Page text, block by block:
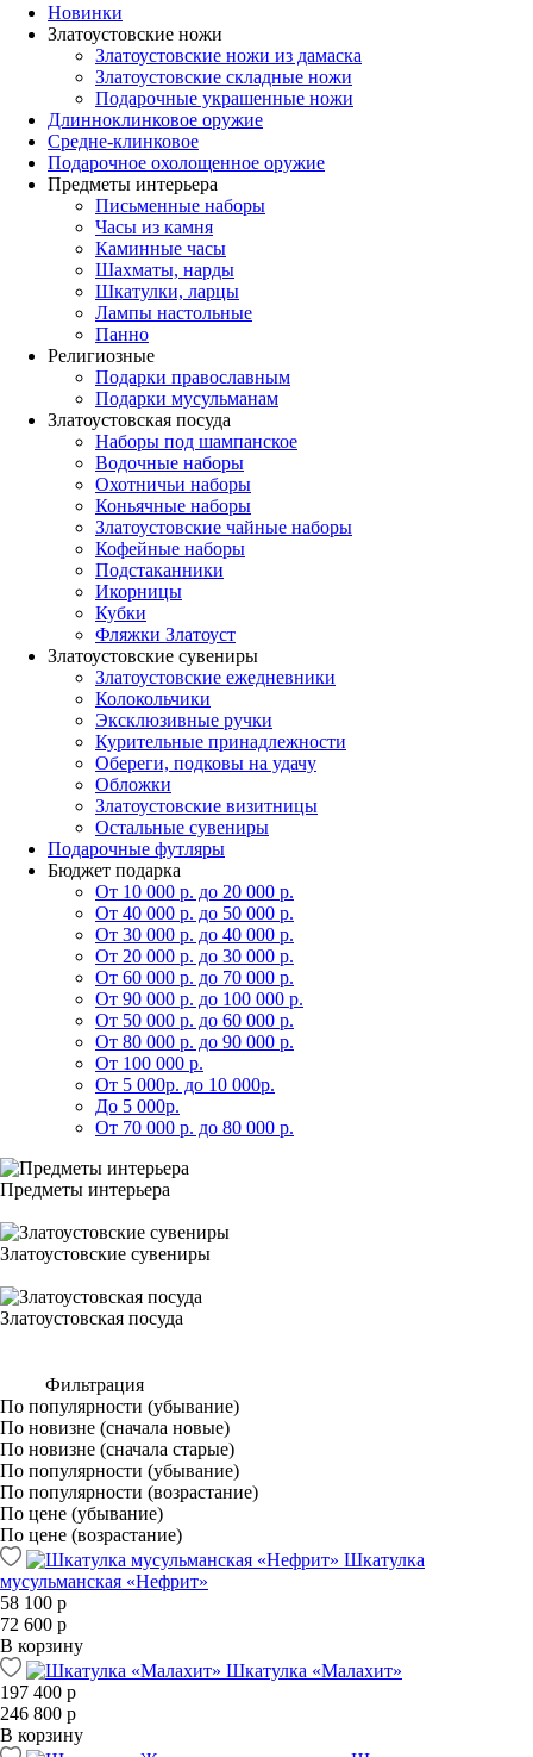
Новинки
Златоустовские ножи
Златоустовские ножи из дамаска
Златоустовские складные ножи
Подарочные украшенные ножи
Длинноклинковое оружие
Средне-клинковое
Подарочное охолощенное оружие
Предметы интерьера
Письменные наборы
Часы из камня
Каминные часы
Шахматы, нарды
Шкатулки, ларцы
Лампы настольные
Панно
Религиозные
Подарки православным
Подарки мусульманам
Златоустовская посуда
Наборы под шампанское
Водочные наборы
Охотничьи наборы
Коньячные наборы
Златоустовские чайные наборы
Кофейные наборы
Подстаканники
Икорницы
Кубки
Фляжки Златоуст
Златоустовские сувениры
Златоустовские ежедневники
Колокольчики
Эксклюзивные ручки
Курительные принадлежности
Обереги, подковы на удачу
Обложки
Златоустовские визитницы
Остальные сувениры
Подарочные футляры
Бюджет подарка
От 10 000 р. до 20 000 р.
От 40 000 р. до 50 000 р.
От 30 000 р. до 40 000 р.
От 20 000 р. до 30 000 р.
От 60 000 р. до 70 000 р.
От 90 000 р. до 100 000 р.
От 50 000 р. до 60 000 р.
От 80 000 р. до 90 000 р.
От 100 000 р.
От 5 000р. до 10 000р.
До 5 000р.
От 70 000 р. до 80 000 р.
Предметы интерьера
Златоустовские сувениры
Златоустовская посуда
Фильтрация
По популярности (убывание)
По новизне (сначала новые)
По новизне (сначала старые)
По популярности (убывание)
По популярности (возрастание)
По цене (убывание)
По цене (возрастание)
Шкатулка
мусульманская «Нефрит»
58 100 р
72 600 р
В корзину
Шкатулка «Малахит»
197 400 р
246 800 р
В корзину